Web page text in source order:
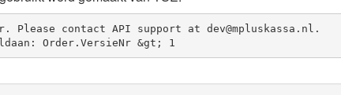
Please contact API support at dev@mpluskassa.nl.
Order.VersieNr &gt; 1